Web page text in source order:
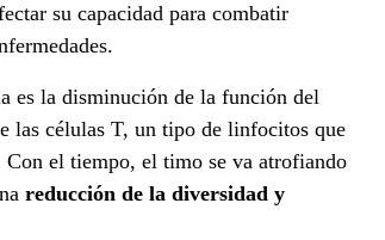
su capacidad para combatir
es la disminución de la función del
las células T, un tipo de linfocitos que
el tiempo, el timo se va atrofiando
reducción de la diversidad y